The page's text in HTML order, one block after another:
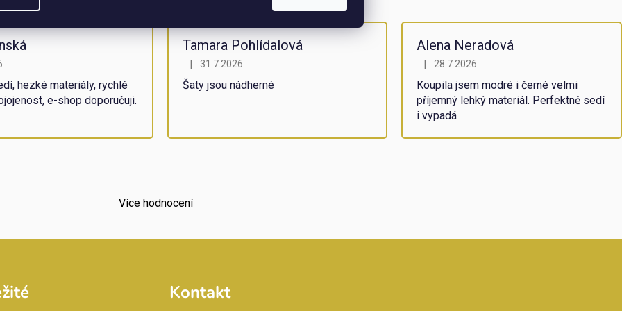
obchodu je 5 z 5 hvězdiček.
hezké materiály, rychlé
e-shop doporučuji.
Tamara Pohlídalová
Hodnocení obchodu je 5 z 5 hvězdiček.
| 31.7.2026
Šaty jsou nádherné
Alena Neradová
Hodnocení obchodu je 5 z 5 hvězdiček.
| 28.7.2026
Koupila jsem modré i černé velmi
příjemný lehký materiál. Perfektně sedí
i vypadá
Více hodnocení
Kontakt